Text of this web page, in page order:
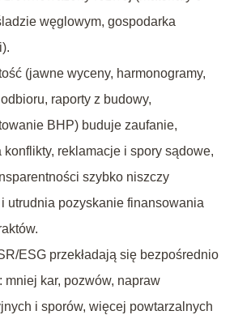
węglowym, gospodarka
(jawne wyceny, harmonogramy,
odbioru, raporty z budowy,
BHP) buduje zaufanie,
konflikty, reklamacje i spory sądowe,
szybko niszczy
utrudnia pozyskanie finansowania
ESG przekładają się bezpośrednio
mniej kar, pozwów, napraw
i sporów, więcej powtarzalnych